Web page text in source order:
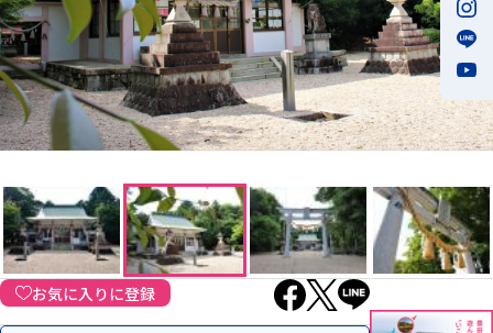
お気に入りに登録